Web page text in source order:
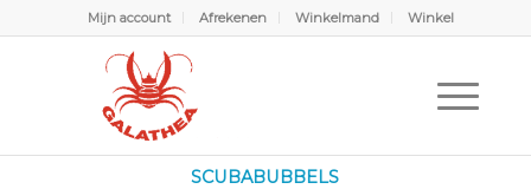
Mijn account Afrekenen Winkelmand Winkel
Scubabubbels
U bevindt zich hier: Home
Uitslag Sportmarkt Prijsvraag
SCUBABUBBELS